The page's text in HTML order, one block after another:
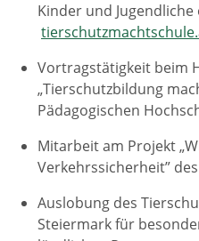
Kinder und Jugendliche
Vortragstätigkeit beim
„Tierschutzbildung
Pädagogischen
Mitarbeit am Projekt
Verkehrssicherheit”
Auslobung des
Steiermark für